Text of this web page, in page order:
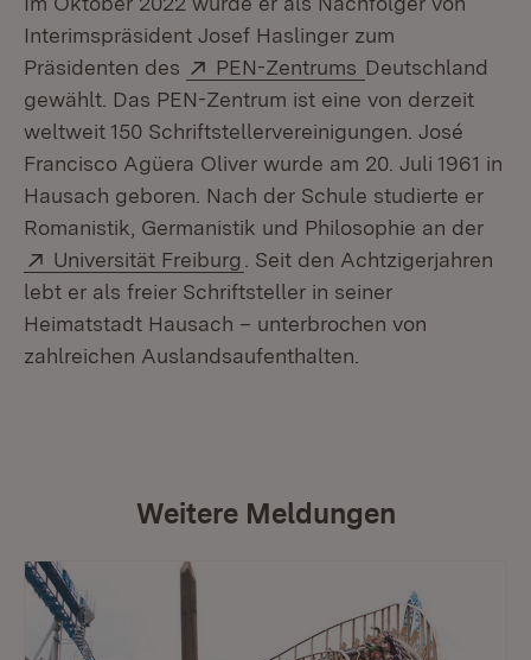
Interimspräsident Josef Haslinger zum
Präsidenten des
Extern:
PEN-Zentrums (Öffnet in
Deutschland
gewählt. Das PEN-Zentrum ist eine von derzeit
weltweit 150 Schriftstellervereinigungen. José
Francisco Agüera Oliver wurde am 20. Juli 1961 in
Hausach geboren. Nach der Schule studierte er
Romanistik, Germanistik und Philosophie an der
Extern:
Universität Freiburg (Öffnet in neuem Fenster)
. Seit den Achtzigerjahren
lebt er als freier Schriftsteller in seiner
Heimatstadt Hausach – unterbrochen von
zahlreichen Auslandsaufenthalten.
Weitere Meldungen